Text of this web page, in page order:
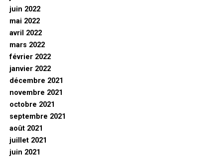
juin 2022
mai 2022
avril 2022
mars 2022
février 2022
janvier 2022
décembre 2021
novembre 2021
octobre 2021
septembre 2021
août 2021
juillet 2021
juin 2021